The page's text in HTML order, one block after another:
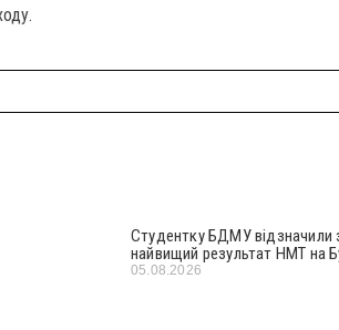
Студентку БДМУ відзначили
найвищий результат НМТ на
05.08.2026